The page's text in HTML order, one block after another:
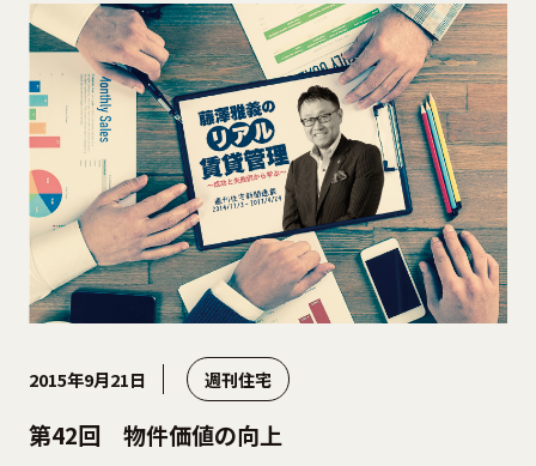
2015年9月21日 週刊住宅
第42回 物件価値の向上